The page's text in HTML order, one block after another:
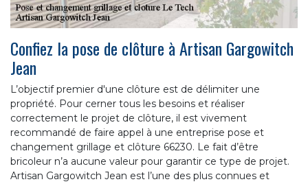
Confiez la pose de clôture à Artisan Gargowitch
Jean
L’objectif premier d'une clôture est de délimiter une
propriété. Pour cerner tous les besoins et réaliser
correctement le projet de clôture, il est vivement
recommandé de faire appel à une entreprise pose et
changement grillage et clôture 66230. Le fait d’être
bricoleur n’a aucune valeur pour garantir ce type de projet.
Artisan Gargowitch Jean est l’une des plus connues et